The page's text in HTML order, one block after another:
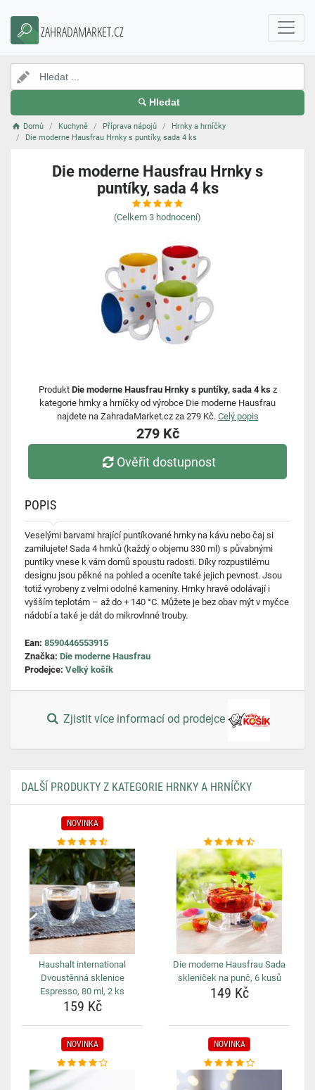
ZAHRADAMARKET.CZ
Hledat
Domů Kuchyně Příprava nápojů
Hrnky a hrníčky
Die moderne Hausfrau Hrnky s puntíky, sada 4 ks
Die moderne Hausfrau Hrnky s
puntíky, sada 4 ks
(Celkem 3 hodnocení)
Produkt Die moderne Hausfrau Hrnky s puntíky, sada 4 ksz
kategorie hrnky a hrníčky od výrobce Die moderne Hausfrau
najdete na ZahradaMarket.cz za 279 Kč. Celý popis
279 Kč
Ověřit dostupnost
POPIS
Veselými barvami hrající puntíkované hrnky na kávu nebo čaj si
zamilujete! Sada 4 hrnků (každý o objemu 330 ml) s půvabnými
puntíky vnese k vám domů spoustu radosti. Díky rozpustilému
designu jsou pěkné na pohled a oceníte také jejich pevnost. Jsou
totiž vyrobeny z velmi odolné kameniny. Hrnky hravě odolávají i
vyšším teplotám – až do + 140 °C. Můžete je bez obav mýt v myčce
nádobí a také je dát do mikrovlnné trouby.
Ean: 8590446553915
Značka: Die moderne Hausfrau
Prodejce: Velký košík
Zjistit více informací od prodejce
DALŠÍ PRODUKTY Z KATEGORIE HRNKY A HRNÍČKY
NOVINKA
Haushalt international
Dvoustěnná sklenice
Espresso, 80 ml, 2 ks
159 Kč
Die moderne Hausfrau Sada
skleniček na punč, 6 kusů
149 Kč
NOVINKA NOVINKA